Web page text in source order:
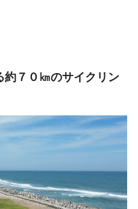
７０㎞のサイクリン